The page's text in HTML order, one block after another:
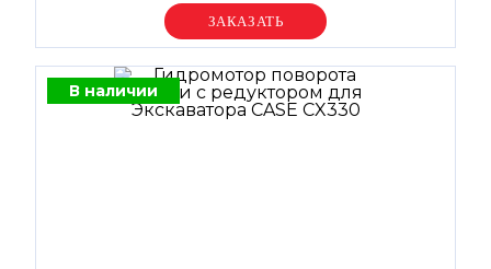
Уточняйте цену
В наличии